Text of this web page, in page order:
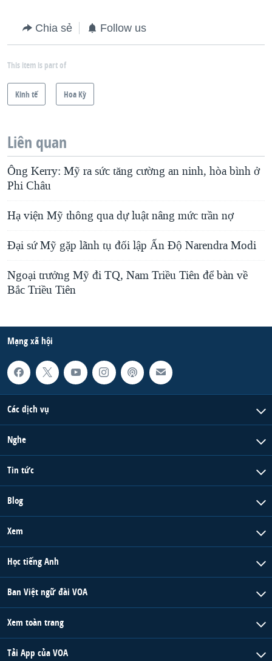
Chia sẻ Follow us
This item is part of
Kinh tế Hoa Kỳ
Liên quan
Ông Kerry: Mỹ ra sức tăng cường an ninh, hòa bình ở
Phi Châu
Hạ viện Mỹ thông qua dự luật nâng mức trần nợ
Đại sứ Mỹ gặp lãnh tụ đối lập Ấn Độ Narendra Modi
Ngoại trưởng Mỹ đi TQ, Nam Triều Tiên để bàn về
Bắc Triều Tiên
Mạng xã hội
Các dịch vụ
Nghe
Tin tức
Blog
Xem
Học tiếng Anh
Ban Việt ngữ đài VOA
Xem toàn trang
Tải App của VOA